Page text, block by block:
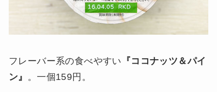
フレーバー系の食べやすい 『ココナッツ＆パイ
ン』
。一個159円。